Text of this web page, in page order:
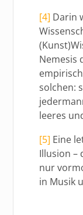
[4] Darin
Nemesis
solchen:
leeres
[5] Eine
Illusion –
nur
in Musik